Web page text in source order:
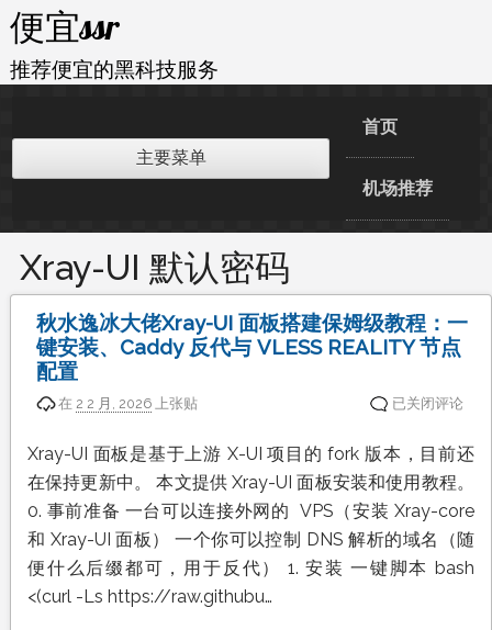
内
容
便宜ssr
推荐便宜的黑科技服务
主要菜单
首页
机场推荐
Xray-UI 默认密码
秋水逸冰大佬Xray-UI 面板搭建保姆级教程：一
键安装、Caddy 反代与 VLESS REALITY 节点
配置
在2 2 月, 2026 上张贴
秋
逸
冰
大
佬
Xray-
UI
面
板
已关闭评论
Xray-UI 面板是基于上游 X-UI 项目的 fork 版本，目前还
在保持更新中。 本文提供 Xray-UI 面板安装和使用教程。
0. 事前准备 一台可以连接外网的 VPS（安装 Xray-core
和 Xray-UI 面板） 一个你可以控制 DNS 解析的域名（随
便什么后缀都可，用于反代） 1. 安装 一键脚本 bash
<(curl -Ls https://raw.githubu…